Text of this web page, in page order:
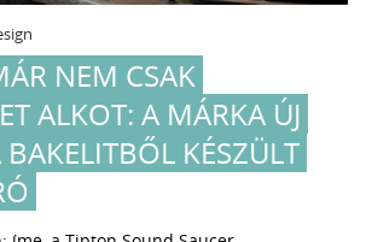
NEM CSAK
ALKOT: A MÁRKA ÚJ
BAKELITBŐL KÉSZÜLT